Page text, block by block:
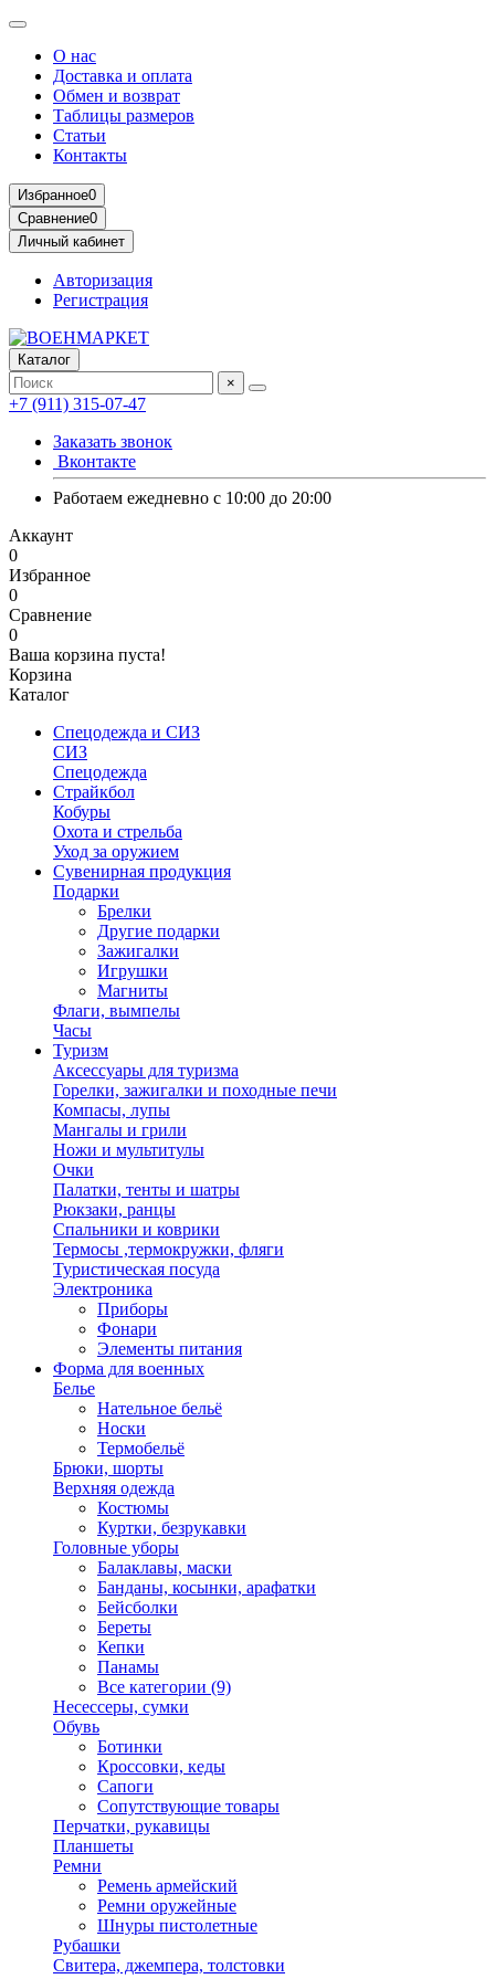
О нас
Доставка и оплата
Обмен и возврат
Таблицы размеров
Статьи
Контакты
Избранное0
Сравнение0
Личный кабинет
Авторизация
Регистрация
Каталог
×
+7 (911) 315-07-47
Заказать звонок
Вконтакте
Работаем ежедневно с 10:00 до 20:00
Аккаунт
0
Избранное
0
Сравнение
0
Ваша корзина пуста!
Корзина
Каталог
Спецодежда и СИЗ
СИЗ
Спецодежда
Страйкбол
Кобуры
Охота и стрельба
Уход за оружием
Сувенирная продукция
Подарки
Брелки
Другие подарки
Зажигалки
Игрушки
Магниты
Флаги, вымпелы
Часы
Туризм
Аксессуары для туризма
Горелки, зажигалки и походные печи
Компасы, лупы
Мангалы и грили
Ножи и мультитулы
Очки
Палатки, тенты и шатры
Рюкзаки, ранцы
Спальники и коврики
Термосы ,термокружки, фляги
Туристическая посуда
Электроника
Приборы
Фонари
Элементы питания
Форма для военных
Белье
Нательное бельё
Носки
Термобельё
Брюки, шорты
Верхняя одежда
Костюмы
Куртки, безрукавки
Головные уборы
Балаклавы, маски
Банданы, косынки, арафатки
Бейсболки
Береты
Кепки
Панамы
Все категории (9)
Несессеры, сумки
Обувь
Ботинки
Кроссовки, кеды
Сапоги
Сопутствующие товары
Перчатки, рукавицы
Планшеты
Ремни
Ремень армейский
Ремни оружейные
Шнуры пистолетные
Рубашки
Свитера, джемпера, толстовки